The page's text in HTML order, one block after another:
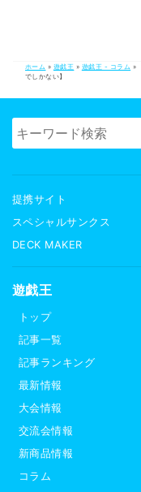
ホーム » 遊戯王 » 遊戯王 - コラム »
でしかない】
提携サイト
スペシャルサンクス
DECK MAKER
遊戯王
トップ
記事一覧
記事ランキング
最新情報
大会情報
交流会情報
新商品情報
コラム